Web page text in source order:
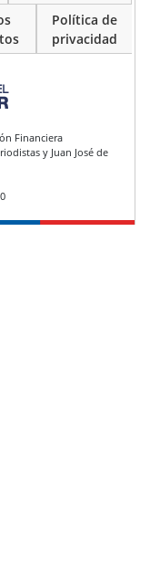
Política de
privacidad
Financiera
y Juan José de